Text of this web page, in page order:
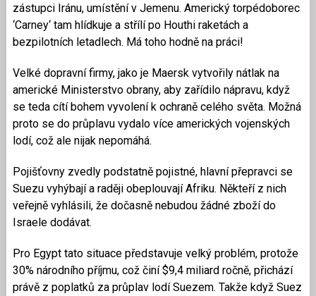
zástupci Iránu, umístění v Jemenu. Americký torpédoborec
‘Carney‘ tam hlídkuje a střílí po Houthi raketách a
bezpilotních letadlech. Má toho hodně na práci!
Velké dopravní firmy, jako je Maersk vytvořily nátlak na
americké Ministerstvo obrany, aby zařídilo nápravu, když
se teda cítí bohem vyvolení k ochraně celého světa. Možná
proto se do průplavu vydalo více amerických vojenských
lodí, což ale nijak nepomáhá.
Pojišťovny zvedly podstatně pojistné, hlavní přepravci se
Suezu vyhýbají a raději obeplouvají Afriku. Někteří z nich
veřejně vyhlásili, že dočasně nebudou žádné zboží do
Israele dodávat.
Pro Egypt tato situace představuje velký problém, protože
30% národního příjmu, což činí $9,4 miliard ročně, přichází
právě z poplatků za průplav lodí Suezem. Takže když Suez